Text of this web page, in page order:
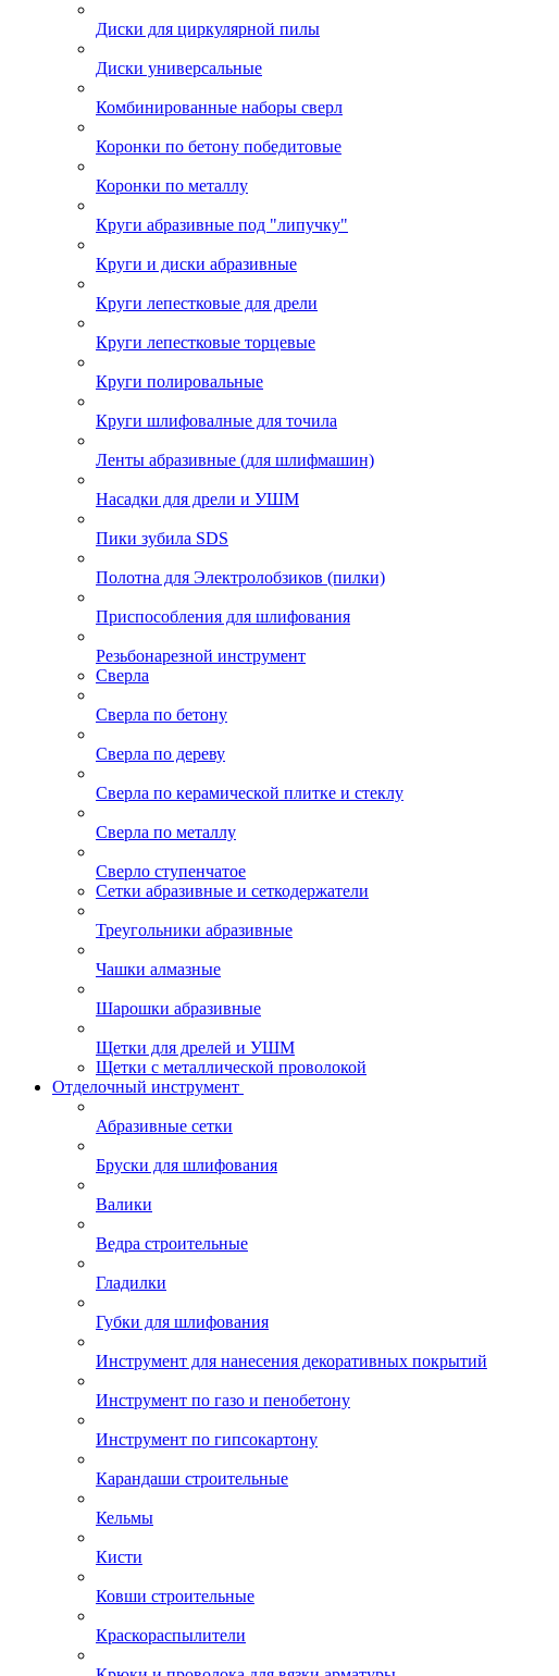
Диски для циркулярной пилы
Диски универсальные
Комбинированные наборы сверл
Коронки по бетону победитовые
Коронки по металлу
Круги абразивные под "липучку"
Круги и диски абразивные
Круги лепестковые для дрели
Круги лепестковые торцевые
Круги полировальные
Круги шлифовалные для точила
Ленты абразивные (для шлифмашин)
Насадки для дрели и УШМ
Пики зубила SDS
Полотна для Электролобзиков (пилки)
Приспособления для шлифования
Резьбонарезной инструмент
Сверла
Сверла по бетону
Сверла по дереву
Сверла по керамической плитке и стеклу
Сверла по металлу
Сверло ступенчатое
Сетки абразивные и сеткодержатели
Треугольники абразивные
Чашки алмазные
Шарошки абразивные
Щетки для дрелей и УШМ
Щетки с металлической проволокой
Отделочный инструмент
Абразивные сетки
Бруски для шлифования
Валики
Ведра строительные
Гладилки
Губки для шлифования
Инструмент для нанесения декоративных покрытий
Инструмент по газо и пенобетону
Инструмент по гипсокартону
Карандаши строительные
Кельмы
Кисти
Ковши строительные
Краскораспылители